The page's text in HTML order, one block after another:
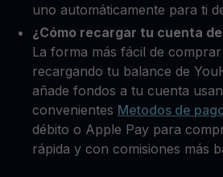
uno automáticamente para ti
¿Cómo recargar tu cuenta
La forma más fácil de
recargando tu balance de
añade fondos a tu cuenta
convenientes Metodos de
débito o Apple Pay para
rápida y con comisiones más